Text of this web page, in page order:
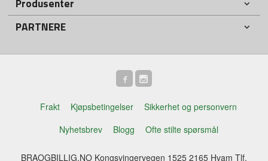
PARTNERE
Frakt Kjøpsbetingelser
Sikkerhet og personvern
Nyhetsbrev
Blogg Ofte stilte spørsmål
BRAOGBILLIG.NO Kongsvingervegen 1525 2165 Hvam Tlf.